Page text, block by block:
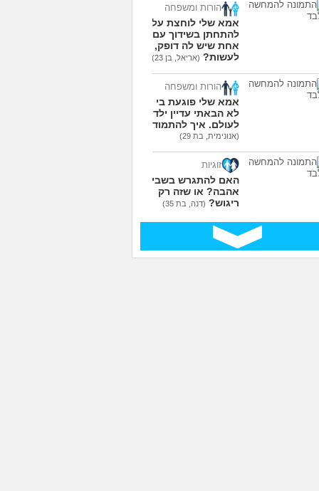
עוד שאלות חדשות במדור
הורות ומשפחה
אמא שלי לוחצת עליי
להתחתן בשידוך עם כל
אחת שיש לה דופק, מה
לעשות? (אריאל, בן 23)
הורות ומשפחה
אמא שלי פוגעת בי כי
לא הבאתי עדיין ילדים
לעולם. איך להתמודד?
(אנונימית, בת 29)
זוגיות
האם להתגרש בשביל
אהבה? או שזה רק
ריגוש? (דנה, בת 35)